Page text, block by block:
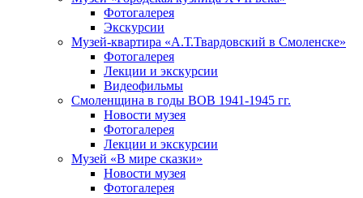
Фотогалерея
Экскурсии
Музей-квартира «А.Т.Твардовский в Смоленске»
Фотогалерея
Лекции и экскурсии
Видеофильмы
Смоленщина в годы ВОВ 1941-1945 гг.
Новости музея
Фотогалерея
Лекции и экскурсии
Музей «В мире сказки»
Новости музея
Фотогалерея